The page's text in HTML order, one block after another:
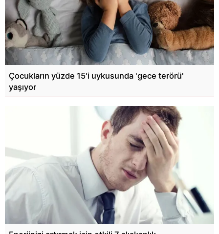
Çocukların yüzde 15'i uykusunda 'gece terörü'
yaşıyor